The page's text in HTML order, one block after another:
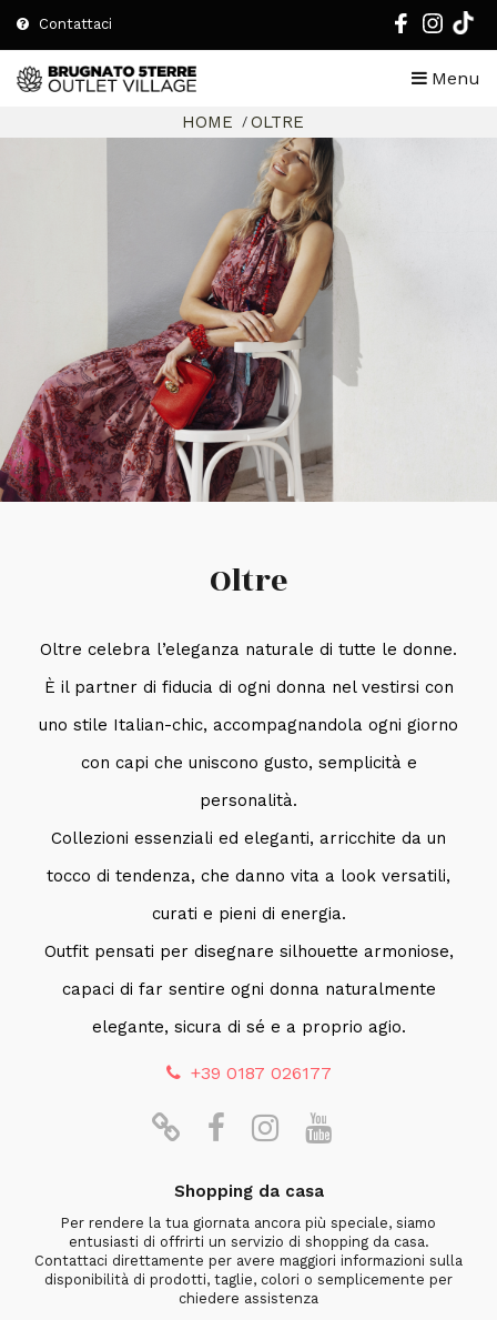
Contattaci
Menu
HOME OLTRE
Oltre
Oltre celebra l’eleganza naturale di tutte le donne.
È il partner di fiducia di ogni donna nel vestirsi con
uno stile Italian-chic, accompagnandola ogni giorno
con capi che uniscono gusto, semplicità e
personalità.
Collezioni essenziali ed eleganti, arricchite da un
tocco di tendenza, che danno vita a look versatili,
curati e pieni di energia.
Outfit pensati per disegnare silhouette armoniose,
capaci di far sentire ogni donna naturalmente
elegante, sicura di sé e a proprio agio.
+39 0187 026177
Shopping da casa
Per rendere la tua giornata ancora più speciale, siamo
entusiasti di offrirti un servizio di shopping da casa.
Contattaci direttamente per avere maggiori informazioni sulla
disponibilità di prodotti, taglie, colori o semplicemente per
chiedere assistenza